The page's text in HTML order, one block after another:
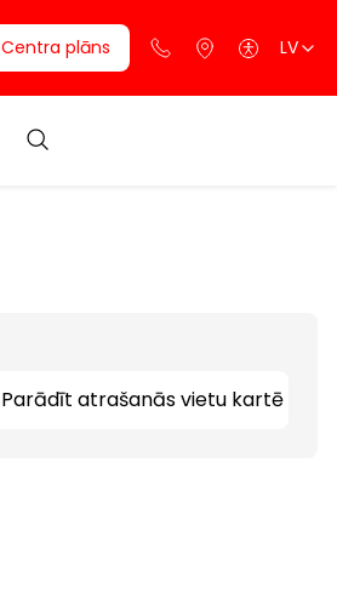
Centra plāns LV
Parādīt atrašanās vietu kartē